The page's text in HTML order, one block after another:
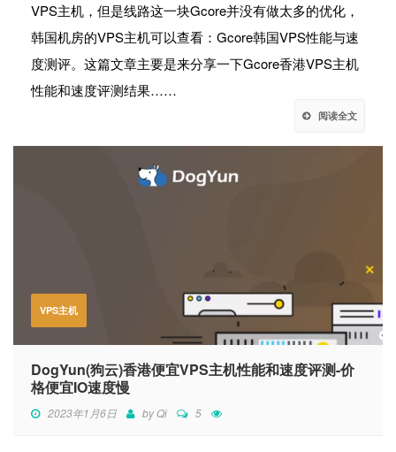
VPS主机，但是线路这一块Gcore并没有做太多的优化，
韩国机房的VPS主机可以查看：Gcore韩国VPS性能与速
度测评。这篇文章主要是来分享一下Gcore香港VPS主机
性能和速度评测结果……
阅读全文
VPS主机
DogYun(狗云)香港便宜VPS主机性能和速度评测-价
格便宜IO速度慢
2023年1月6日 byQi 5